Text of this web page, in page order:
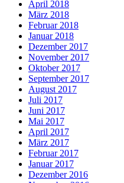
April 2018
März 2018
Februar 2018
Januar 2018
Dezember 2017
November 2017
Oktober 2017
September 2017
August 2017
Juli 2017
Juni 2017
Mai 2017
April 2017
März 2017
Februar 2017
Januar 2017
Dezember 2016